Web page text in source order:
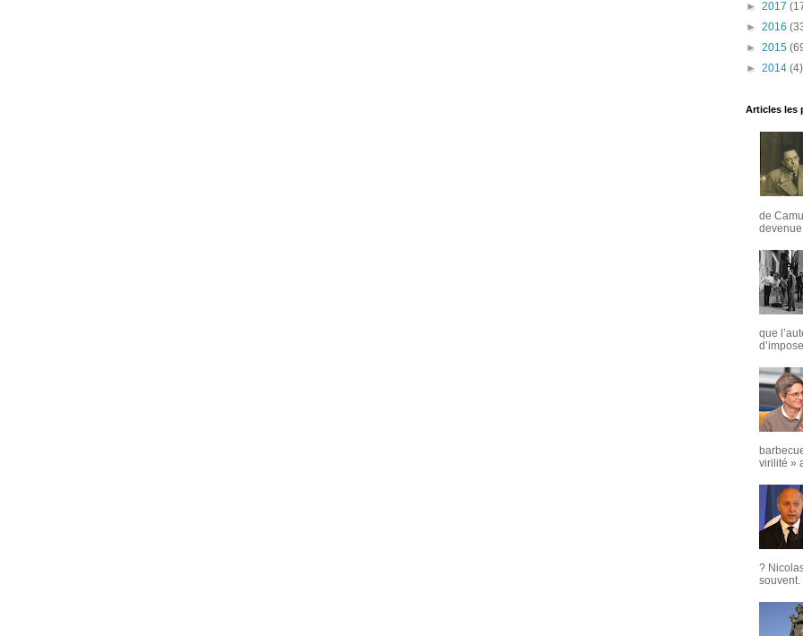
► 2017
► 2016
► 2015
► 2014 (4)
Articles les
de
que
virilité »
?
souvent.